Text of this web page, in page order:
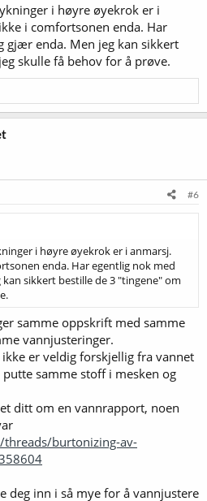
i høyre øyekrok er i
i comfortsonen enda. Har
gjær enda. Men jeg kan sikkert
skulle få behov for å prøve.
#6
i høyre øyekrok er i anmarsj.
enda. Har egentlig nok med
sikkert bestille de 3 "tingene" om
samme oppskrift med samme
vannjusteringer.
er veldig forskjellig fra vannet
samme stoff i mesken og
ditt om en vannrapport, noen
burtonizing-av-
deg inn i så mye for å vannjustere